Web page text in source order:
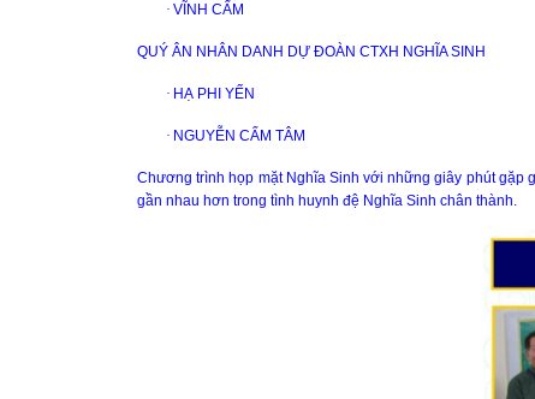
· VĨNH CẨM
QUÝ ÂN NHÂN DANH DỰ ĐOÀN CTXH NGHĨA SINH
· HẠ PHI YẾN
· NGUYỄN CẨM TÂM
Chương trình họp mặt Nghĩa Sinh với những giây phút gặp
gần nhau hơn trong tình huynh đệ Nghĩa Sinh chân thành.